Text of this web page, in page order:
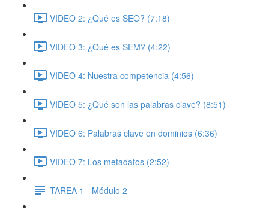
VIDEO 2: ¿Qué es SEO? (7:18)
VIDEO 3: ¿Qué es SEM? (4:22)
VIDEO 4: Nuestra competencia (4:56)
VIDEO 5: ¿Qué son las palabras clave? (8:51)
VIDEO 6: Palabras clave en dominios (6:36)
VIDEO 7: Los metadatos (2:52)
TAREA 1 - Módulo 2